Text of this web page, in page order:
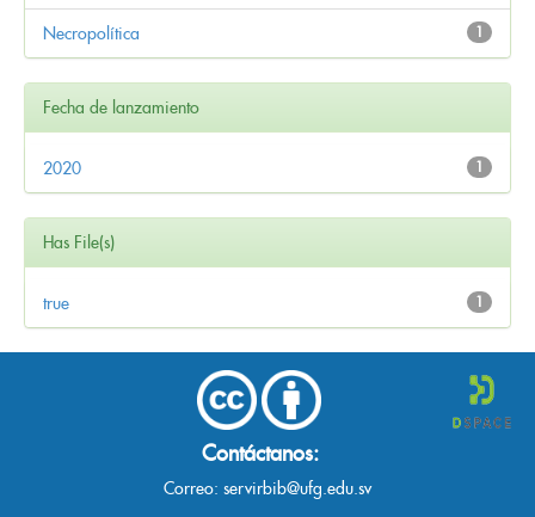
1
Necropolítica
Fecha de lanzamiento
1
2020
Has File(s)
1
true
Contáctanos:
Correo: servirbib@ufg.edu.sv